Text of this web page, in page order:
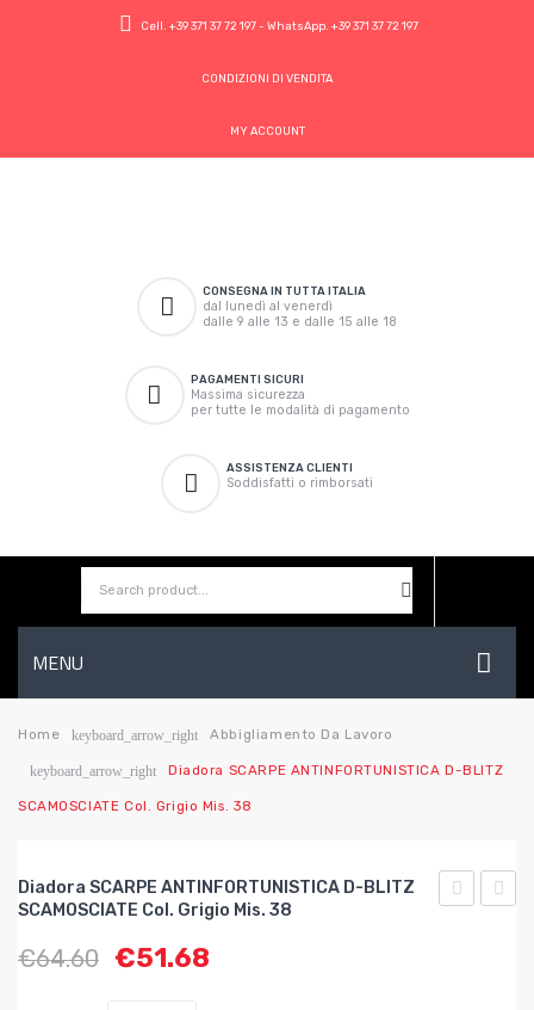
Cell. +39 371 37 72 197- WhatsApp. +39 371 37 72 197
CONDIZIONI DI VENDITA
MY ACCOUNT
CONSEGNA IN TUTTA ITALIA
dal lunedì al venerdì
dalle 9 alle 13 e dalle 15 alle 18
PAGAMENTI SICURI
Massima sicurezza
per tutte le modalità di pagamento
ASSISTENZA CLIENTI
Soddisfatti o rimborsati
MENU
HOME
AZIENDA
WISHLIST
Home keyboard_arrow_right Abbigliamento Da Lavoro
keyboard_arrow_right Diadora SCARPE ANTINFORTUNISTICA D-BLITZ
SCAMOSCIATE Col. Grigio Mis. 38
Diadora SCARPE ANTINFORTUNISTICA D-BLITZ
SCAMOSCIATE Col. Grigio Mis. 38
€64.60 €51.68